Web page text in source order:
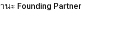
นะ Founding Partner